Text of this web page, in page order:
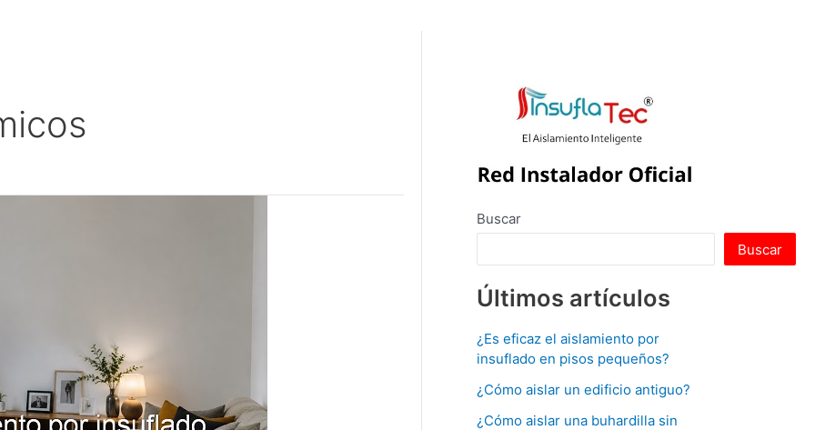
Buscar
Buscar
Últimos artículos
¿Es eficaz el aislamiento por
insuflado en pisos pequeños?
¿Cómo aislar un edificio antiguo?
¿Cómo aislar una buhardilla sin